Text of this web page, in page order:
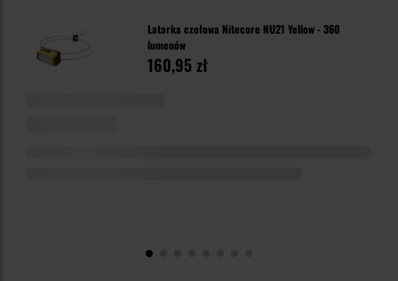
Latarka czołowa Nitecore NU21 Yellow - 360
lumenów
160,95 zł